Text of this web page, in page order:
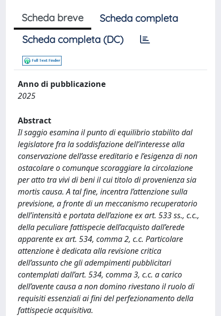
Scheda breve
Scheda completa
Scheda completa (DC)
Anno di pubblicazione
2025
Abstract
Il saggio esamina il punto di equilibrio stabilito dal
legislatore fra la soddisfazione dell’interesse alla
conservazione dell’asse ereditario e l’esigenza di non
ostacolare o comunque scoraggiare la circolazione
per atto tra vivi di beni il cui titolo di provenienza sia
mortis causa. A tal fine, incentra l’attenzione sulla
previsione, a fronte di un meccanismo recuperatorio
dell’intensità e portata dell’azione ex art. 533 ss., c.c.,
della peculiare fattispecie dell’acquisto dall’erede
apparente ex art. 534, comma 2, c.c. Particolare
attenzione è dedicata alla revisione critica
dell’assunto che gli adempimenti pubblicitari
contemplati dall’art. 534, comma 3, c.c. a carico
dell’avente causa a non domino rivestano il ruolo di
requisiti essenziali ai fini del perfezionamento della
fattispecie acquisitiva.